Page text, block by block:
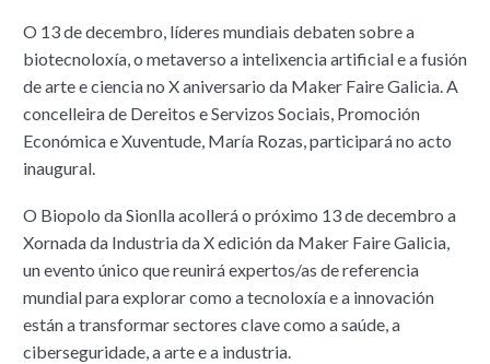
O 13 de decembro, líderes mundiais debaten sobre a
biotecnoloxía, o metaverso a intelixencia artificial e a fusión
de arte e ciencia no X aniversario da Maker Faire Galicia. A
concelleira de Dereitos e Servizos Sociais, Promoción
Económica e Xuventude, María Rozas, participará no acto
inaugural.
O Biopolo da Sionlla acollerá o próximo 13 de decembro a
Xornada da Industria da X edición da Maker Faire Galicia,
un evento único que reunirá expertos/as de referencia
mundial para explorar como a tecnoloxía e a innovación
están a transformar sectores clave como a saúde, a
ciberseguridade, a arte e a industria.